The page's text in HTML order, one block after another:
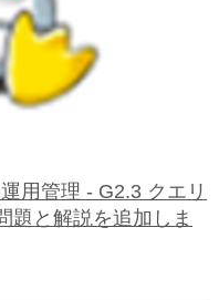
用管理 - G2.3 クエリ
題と解説を追加しま